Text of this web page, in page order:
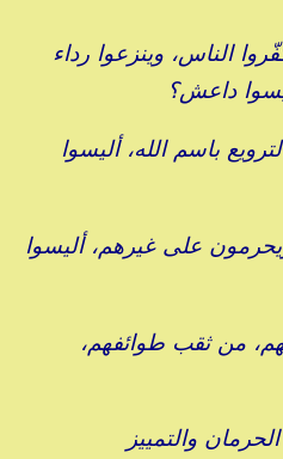
الناس، وينزعوا رداء
داعش؟
باسم الله، أليسوا
على غيرهم، أليسوا
من ثقب طوائفهم،
والتمييز